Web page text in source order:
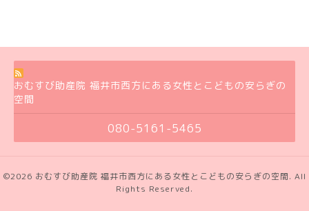
おむすび助産院 福井市西方にある女性とこどもの安らぎの
空間
080-5161-5465
©2026 おむすび助産院 福井市西方にある女性とこどもの安らぎの空間. All
Rights Reserved.